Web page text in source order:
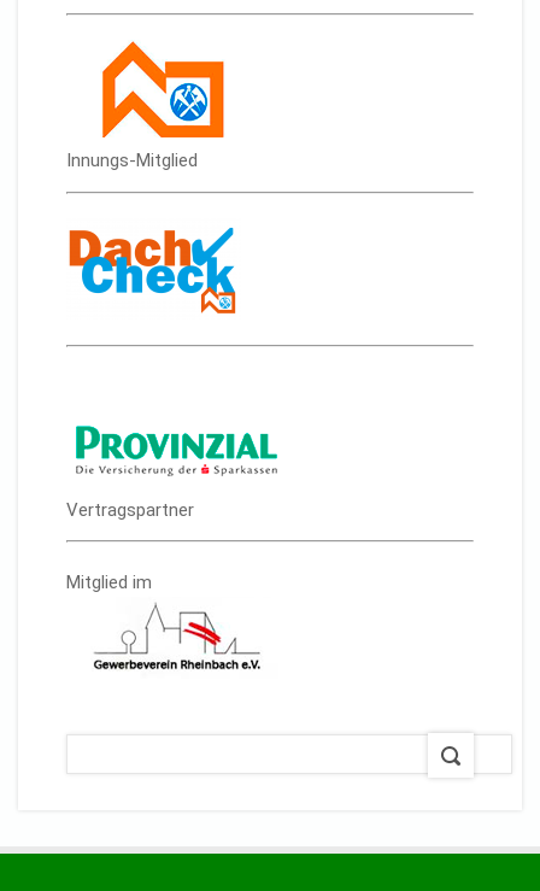
Innungs-Mitglied
Vertragspartner
Mitglied im